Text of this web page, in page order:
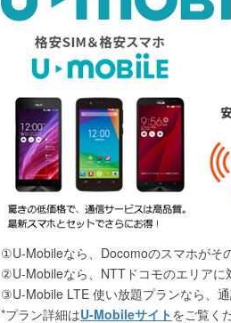
①U-Mobileなら、Docomoのスマホがそ
②U-Mobileなら、NTTドコモのエリアに
③U-Mobile LTE 使い放題プランなら、
*プラン詳細はU-Mobileサイトをご覧く